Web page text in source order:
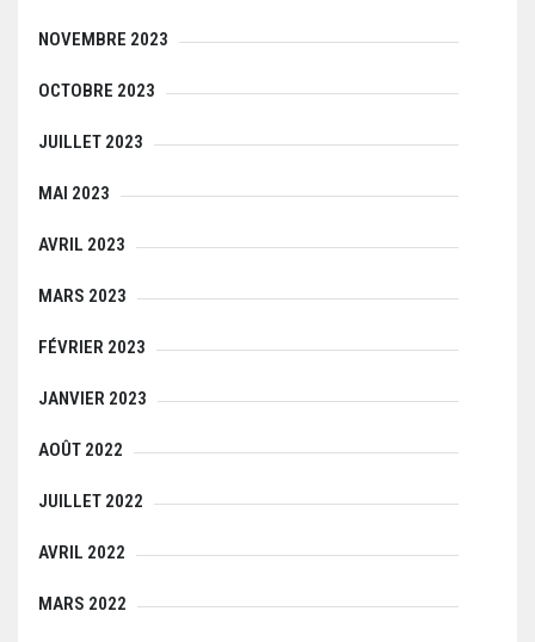
NOVEMBRE 2023
OCTOBRE 2023
JUILLET 2023
MAI 2023
AVRIL 2023
MARS 2023
FÉVRIER 2023
JANVIER 2023
AOÛT 2022
JUILLET 2022
AVRIL 2022
MARS 2022